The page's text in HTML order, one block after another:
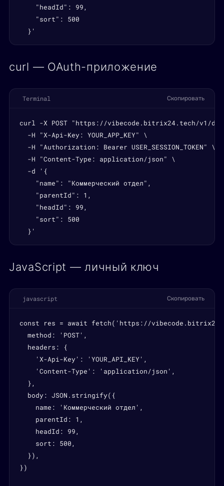
    "headId": 99,
    "sort": 500
  }'
curl — OAuth-приложение
Terminal Скопировать
curl -X POST "https://vibecode.bitrix24.tech/v1/
  -H "X-Api-Key: YOUR_APP_KEY" \
  -H "Authorization: Bearer USER_SESSION_TOKEN" \
  -H "Content-Type: application/json" \
  -d '{
    "name": "Коммерческий отдел",
    "parentId": 1,
    "headId": 99,
    "sort": 500
  }'
JavaScript — личный ключ
javascript Скопировать
const res = await fetch('https://
  method: 'POST',
  headers: {
    'X-Api-Key': 'YOUR_API_KEY',
    'Content-Type': 'application/json',
  },
  body: JSON.stringify({
    name: 'Коммерческий отдел',
    parentId: 1,
    headId: 99,
    sort: 500,
  }),
})